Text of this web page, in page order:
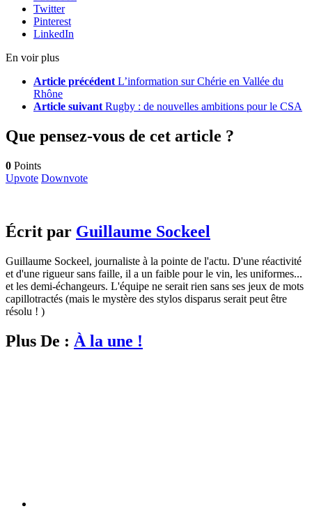
Twitter
Pinterest
LinkedIn
En voir plus
Article précédent L’information sur Chérie en Vallée du
Rhône
Article suivant Rugby : de nouvelles ambitions pour le CSA
Que pensez-vous de cet article ?
0 Points
Upvote Downvote
Écrit par Guillaume Sockeel
Guillaume Sockeel, journaliste à la pointe de l'actu. D'une réactivité
et d'une rigueur sans faille, il a un faible pour le vin, les uniformes...
et les demi-échangeurs. L'équipe ne serait rien sans ses jeux de mots
capillotractés (mais le mystère des stylos disparus serait peut être
résolu ! )
Plus De : À la une !